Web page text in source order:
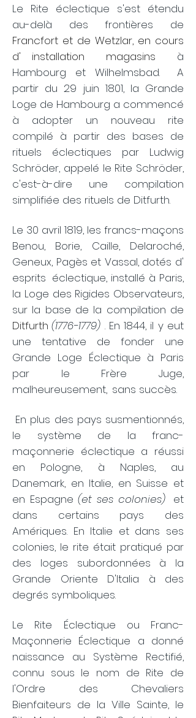
Le Rite éclectique s'est étendu
au-delà des frontières de
Francfort et de Wetzlar, en cours
d'
installation magasins
à
Hambourg et Wilhelmsbad.
A
partir du 29 juin 1801, la Grande
Loge de Hambourg a commencé
à adopter un nouveau rite
compilé à partir des bases de
rituels éclectiques par Ludwig
Schröder, appelé le Rite Schröder,
c'est-à-dire une compilation
simplifiée des rituels de Ditfurth.
Le 30 avril 1819, les francs-maçons
Benou, Borie, Caille, Delaroché,
Geneux, Pagès et Vassal, dotés d'
esprits éclectique, installé à Paris,
la Loge des Rigides Observateurs,
sur la base de la compilation de
Ditfurth (1776-1779) . En 1844, il y eut
une tentative de fonder une
Grande Loge Éclectique à Paris
par le Frère Juge,
malheureusement, sans succès.
En plus des pays susmentionnés,
le système de la franc-
maçonnerie éclectique a réussi
en Pologne, à Naples, au
Danemark, en Italie, en Suisse et
en Espagne(et ses colonies) et
dans certains pays des
Amériques. En Italie et dans ses
colonies, le rite était pratiqué par
des loges subordonnées à la
Grande Oriente D'Italia à des
degrés symboliques.
Le Rite Éclectique ou Franc-
Maçonnerie Éclectique a donné
naissance au Système Rectifié,
connu sous le nom de Rite de
l'Ordre des Chevaliers
Bienfaiteurs de la Ville Sainte, le